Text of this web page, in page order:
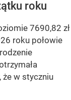
roku
7690,82 zł
roku połowie
że w styczniu